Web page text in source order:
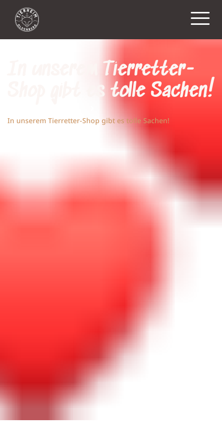
In unserem Tierretter-
Shop gibt es tolle Sachen!
In unserem Tierretter-Shop gibt es tolle Sachen!